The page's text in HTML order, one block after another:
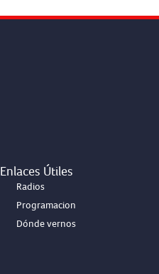
Enlaces Útiles
Radios
Programacion
Dónde vernos